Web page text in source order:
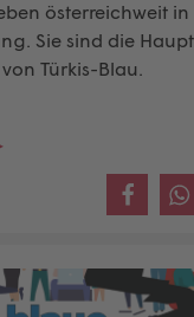
österreichweit
Sie sind die
Türkis-Blau.